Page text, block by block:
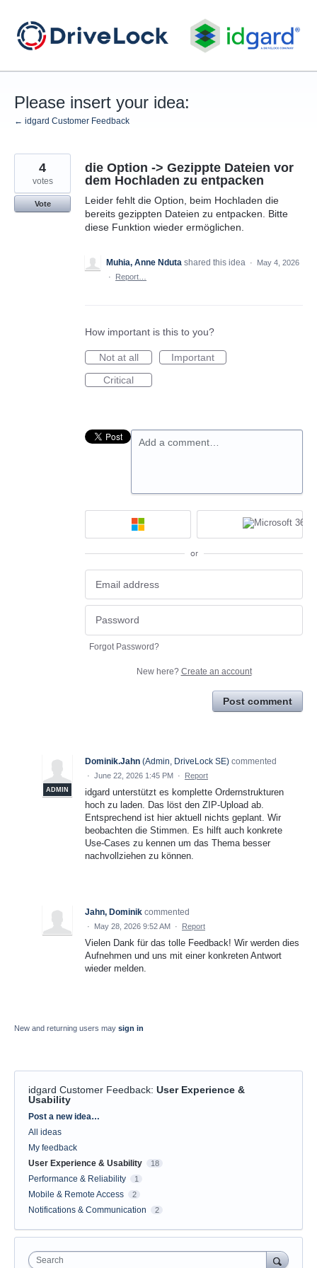
to
content
Please insert your idea:
← idgard Customer Feedback
die Option -> Gezippte Dateien vor
dem Hochladen zu entpacken
Leider fehlt die Option, beim Hochladen die
bereits gezippten Dateien zu entpacken. Bitte
diese Funktion wieder ermöglichen.
4
votes
Vote
Muhia, Anne Nduta shared this idea ·
May 4, 2026
·
Report…
How important is this to you?
Not at all
Important
Critical
Add a comment…
or
Forgot Password?
New here? Create an account
Post comment
ADMIN
Dominik.Jahn (Admin, DriveLock SE) commented
· June 22, 2026 1:45 PM · Report
idgard unterstützt es komplette Ordernstrukturen
hoch zu laden. Das löst den ZIP-Upload ab.
Entsprechend ist hier aktuell nichts geplant. Wir
beobachten die Stimmen. Es hilft auch konkrete
Use-Cases zu kennen um das Thema besser
nachvollziehen zu können.
Jahn, Dominik commented
· May 28, 2026 9:52 AM · Report
Vielen Dank für das tolle Feedback! Wir werden dies
Aufnehmen und uns mit einer konkreten Antwort
wieder melden.
New and returning users may sign in
idgard Customer Feedback: User Experience &
Usability
Categories
Post a new idea…
All ideas
My feedback
User Experience & Usability
18
Performance & Reliability 1
Mobile & Remote Access 2
Notifications & Communication 2
Search